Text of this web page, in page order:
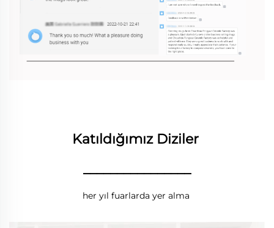
Katıldığımız Diziler
________________
her yıl fuarlarda yer alma